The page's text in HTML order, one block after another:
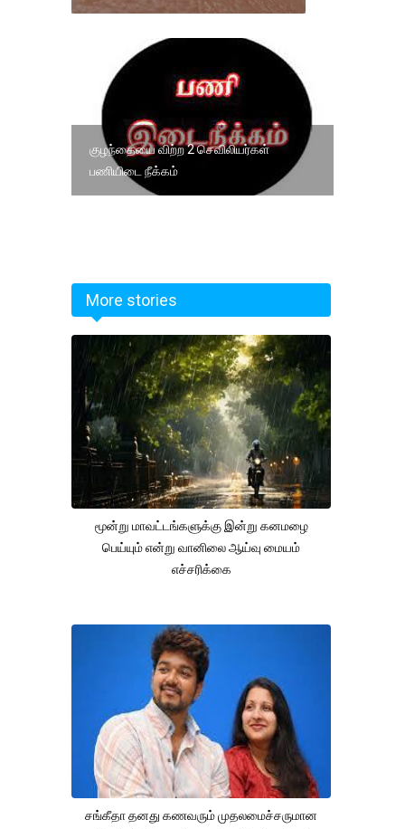
குழந்தையை விற்ற 2 செவிலியர்கள்
பணியிடை நீக்கம்
More stories
மூன்று மாவட்டங்களுக்கு இன்று கனமழை
பெய்யும் என்று வானிலை ஆய்வு மையம்
எச்சரிக்கை
சங்கீதா தனது கணவரும் முதலமைச்சருமான